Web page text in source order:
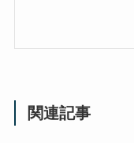
関連記事